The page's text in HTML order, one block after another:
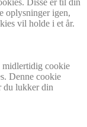
Disse er til din
oplysninger igen,
vil holde i et år.
midlertidig cookie
Denne cookie
du lukker din